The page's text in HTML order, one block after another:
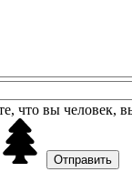
что вы человек,